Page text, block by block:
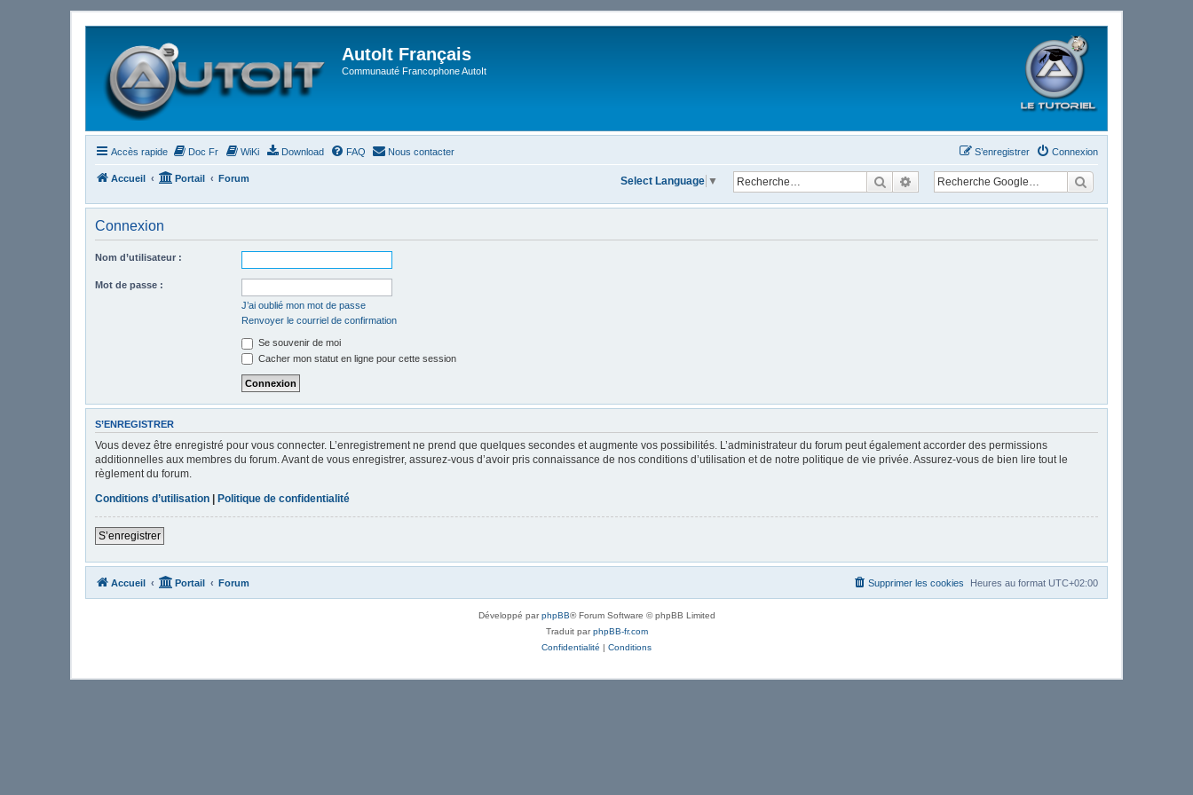
AutoIt Français
Communauté Francophone AutoIt
Accès rapide Doc Fr WiKi Download FAQ Nous contacter Connexion
S’enregistrer
Accueil Portail Forum RechercherRecherche avancée
Select Language ▼
Connexion
Nom d’utilisateur :
Mot de passe :
J’ai oublié mon mot de passe
Renvoyer le courriel de confirmation
Se souvenir de moi
Cacher mon statut en ligne pour cette session
S’ENREGISTRER
Vous devez être enregistré pour vous connecter. L’enregistrement ne prend que quelques secondes et augmente vos possibilités. L’administrateur du forum peut également accorder des permissions
additionnelles aux membres du forum. Avant de vous enregistrer, assurez-vous d’avoir pris connaissance de nos conditions d’utilisation et de notre politique de vie privée. Assurez-vous de bien lire tout le
règlement du forum.
Conditions d’utilisation | Politique de confidentialité
S’enregistrer
Accueil Portail Forum Heures au format UTC+02:00
Supprimer les cookies
Développé parphpBB® Forum Software © phpBB Limited
Traduit parphpBB-fr.com
Confidentialité | Conditions